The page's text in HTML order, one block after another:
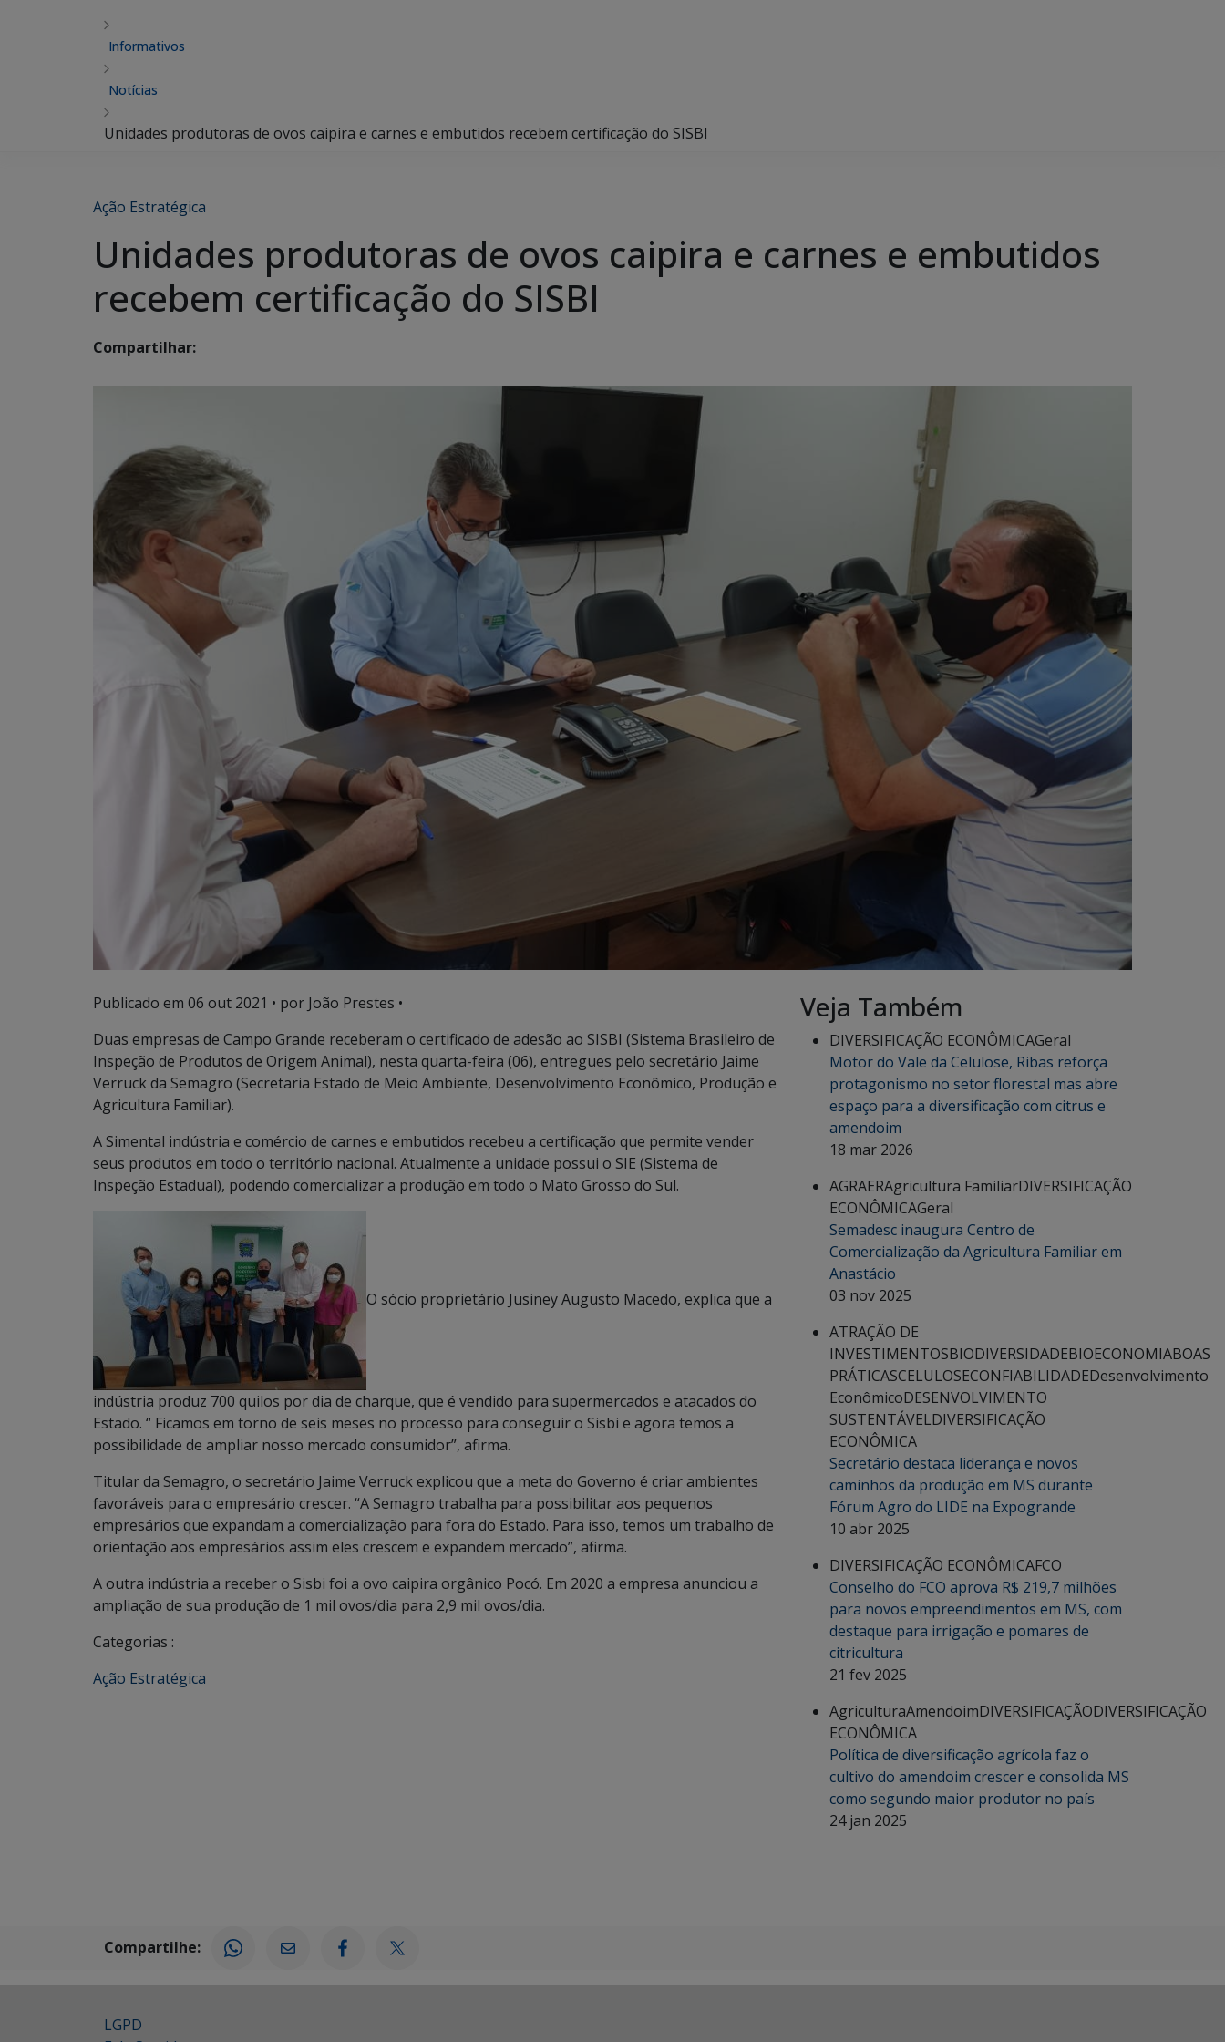
Informativos
Notícias
Unidades produtoras de ovos caipira e carnes e embutidos recebem certificação do SISBI
Ação Estratégica
Unidades produtoras de ovos caipira e carnes e embutidos
recebem certificação do SISBI
Compartilhar:
Publicado em 06 out 2021 • por João Prestes •
Duas empresas de Campo Grande receberam o certificado de adesão ao SISBI (Sistema Brasileiro de
Inspeção de Produtos de Origem Animal), nesta quarta-feira (06), entregues pelo secretário Jaime
Verruck da Semagro (Secretaria Estado de Meio Ambiente, Desenvolvimento Econômico, Produção e
Agricultura Familiar).
A Simental indústria e comércio de carnes e embutidos recebeu a certificação que permite vender
seus produtos em todo o território nacional. Atualmente a unidade possui o SIE (Sistema de
Inspeção Estadual), podendo comercializar a produção em todo o Mato Grosso do Sul.
O sócio proprietário Jusiney Augusto Macedo, explica que a
indústria produz 700 quilos por dia de charque, que é vendido para supermercados e atacados do
Estado. “ Ficamos em torno de seis meses no processo para conseguir o Sisbi e agora temos a
possibilidade de ampliar nosso mercado consumidor”, afirma.
Titular da Semagro, o secretário Jaime Verruck explicou que a meta do Governo é criar ambientes
favoráveis para o empresário crescer. “A Semagro trabalha para possibilitar aos pequenos
empresários que expandam a comercialização para fora do Estado. Para isso, temos um trabalho de
orientação aos empresários assim eles crescem e expandem mercado”, afirma.
A outra indústria a receber o Sisbi foi a ovo caipira orgânico Pocó. Em 2020 a empresa anunciou a
ampliação de sua produção de 1 mil ovos/dia para 2,9 mil ovos/dia.
Categorias :
Ação Estratégica
Veja Também
DIVERSIFICAÇÃO ECONÔMICAGeral
Motor do Vale da Celulose, Ribas reforça
protagonismo no setor florestal mas abre
espaço para a diversificação com citrus e
amendoim
18 mar 2026
AGRAERAgricultura FamiliarDIVERSIFICAÇÃO
ECONÔMICAGeral
Semadesc inaugura Centro de
Comercialização da Agricultura Familiar em
Anastácio
03 nov 2025
ATRAÇÃO DE
INVESTIMENTOSBIODIVERSIDADEBIOECONOMIABOAS
PRÁTICASCELULOSECONFIABILIDADEDesenvolvimento
EconômicoDESENVOLVIMENTO
SUSTENTÁVELDIVERSIFICAÇÃO
ECONÔMICA
Secretário destaca liderança e novos
caminhos da produção em MS durante
Fórum Agro do LIDE na Expogrande
10 abr 2025
DIVERSIFICAÇÃO ECONÔMICAFCO
Conselho do FCO aprova R$ 219,7 milhões
para novos empreendimentos em MS, com
destaque para irrigação e pomares de
citricultura
21 fev 2025
AgriculturaAmendoimDIVERSIFICAÇÃODIVERSIFICAÇÃO
ECONÔMICA
Política de diversificação agrícola faz o
cultivo do amendoim crescer e consolida MS
como segundo maior produtor no país
24 jan 2025
Compartilhe:
LGPD